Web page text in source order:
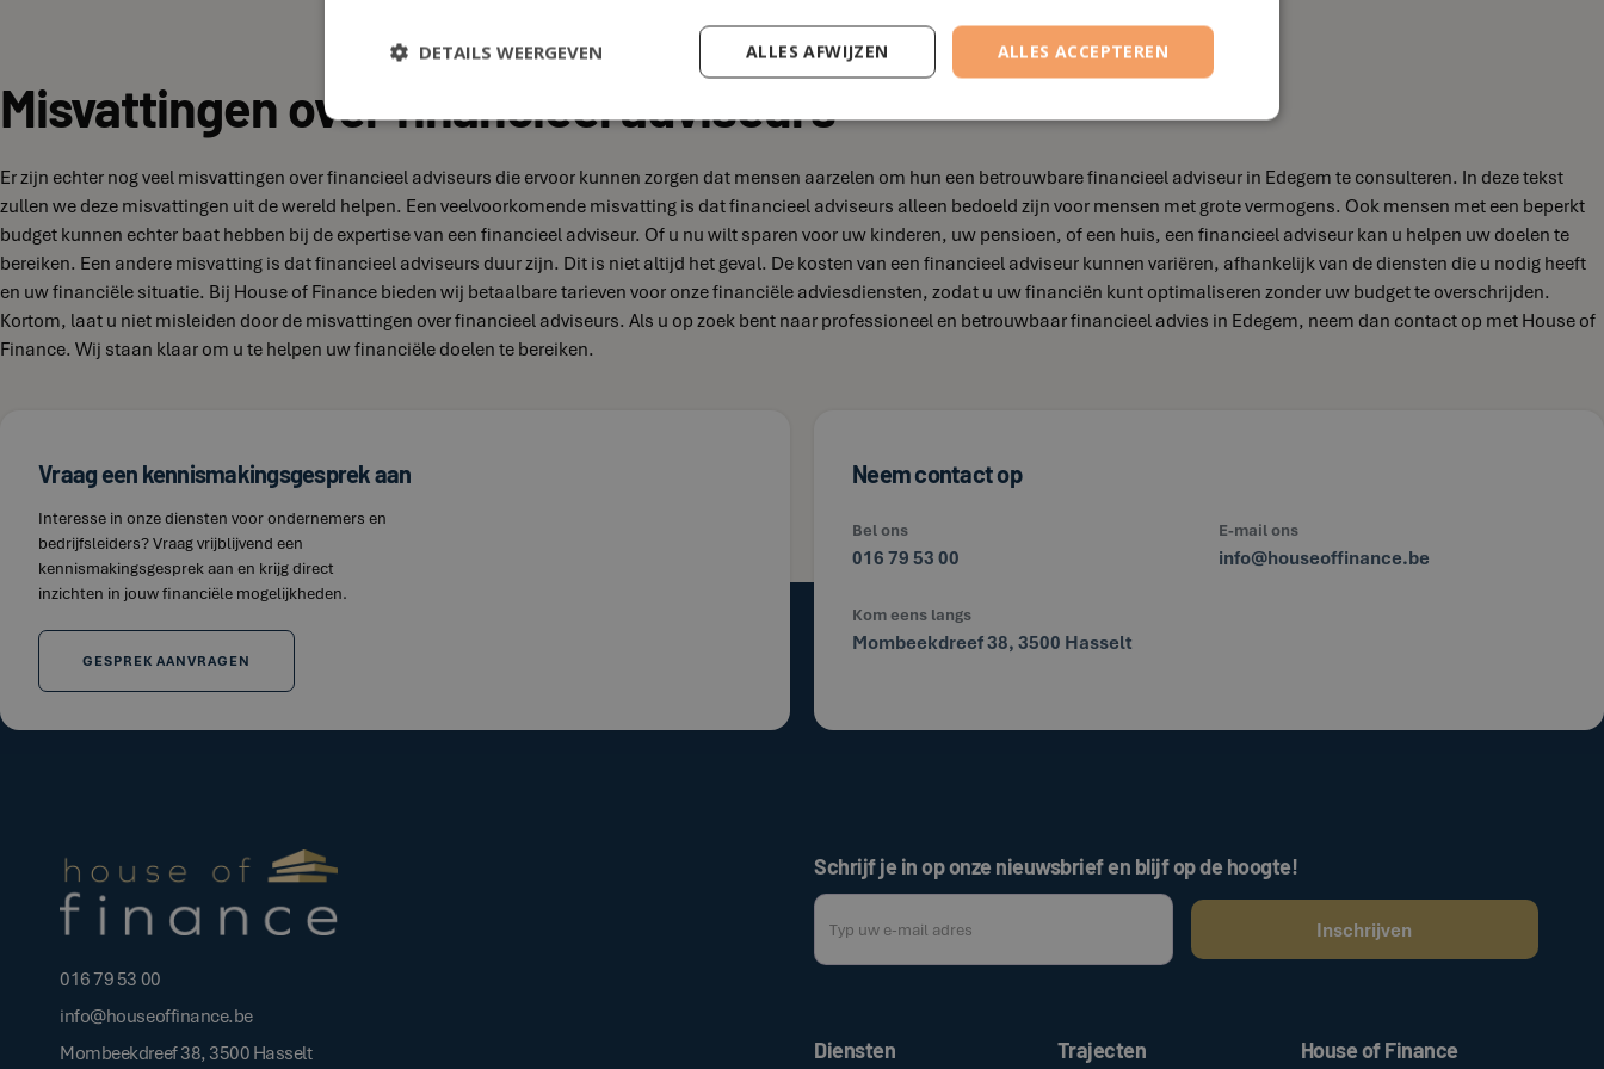
Misvattingen over financieel adviseurs
Er zijn echter nog veel misvattingen over financieel adviseurs die ervoor kunnen zorgen dat mensen aarzelen om hun een betrouwbare financieel adviseur in Edegem te consulteren. In deze tekst
zullen we deze misvattingen uit de wereld helpen. Een veelvoorkomende misvatting is dat financieel adviseurs alleen bedoeld zijn voor mensen met grote vermogens. Ook mensen met een beperkt
budget kunnen echter baat hebben bij de expertise van een financieel adviseur. Of u nu wilt sparen voor uw kinderen, uw pensioen, of een huis, een financieel adviseur kan u helpen uw doelen te
bereiken. Een andere misvatting is dat financieel adviseurs duur zijn. Dit is niet altijd het geval. De kosten van een financieel adviseur kunnen variëren, afhankelijk van de diensten die u nodig heeft
en uw financiële situatie. Bij House of Finance bieden wij betaalbare tarieven voor onze financiële adviesdiensten, zodat u uw financiën kunt optimaliseren zonder uw budget te overschrijden.
Kortom, laat u niet misleiden door de misvattingen over financieel adviseurs. Als u op zoek bent naar professioneel en betrouwbaar financieel advies in Edegem, neem dan contact op met House of
Finance. Wij staan klaar om u te helpen uw financiële doelen te bereiken.
Vraag een kennismakingsgesprek aan
Interesse in onze diensten voor ondernemers en
bedrijfsleiders? Vraag vrijblijvend een
kennismakingsgesprek aan en krijg direct
inzichten in jouw financiële mogelijkheden.
GESPREK AANVRAGEN
Neem contact op
Bel ons
016 79 53 00
E-mail ons
info@houseoffinance.be
Kom eens langs
Mombeekdreef 38, 3500 Hasselt
016 79 53 00
info@houseoffinance.be
Mombeekdreef 38, 3500 Hasselt
Schrijf je in op onze nieuwsbrief en blijf op de hoogte!
Diensten Trajecten House of Finance
ALLES ACCEPTEREN
ALLES AFWIJZEN
DETAILS WEERGEVEN